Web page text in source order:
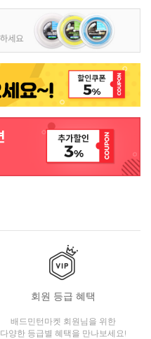
회원 등급 혜택
배드민턴마켓 회원님을 위한
다양한 등급별 혜택을 만나보세요!